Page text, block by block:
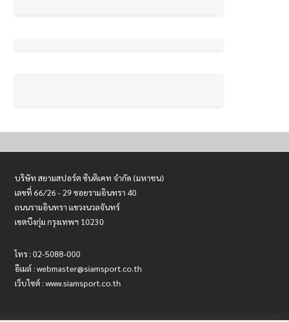
บริษัท สยามสปอร์ต ซินติเคท จำกัด (มหาชน)
เลขที่ 66/26 - 29 ซอยรามอินทรา 40
ถนนรามอินทรา แขวงนวลจันทร์
เขตบึงกุ่ม กรุงเทพฯ 10230
โทร : 02-5088-000
อีเมล์ : webmaster@siamsport.co.th
เว็บไซต์ : www.siamsport.co.th